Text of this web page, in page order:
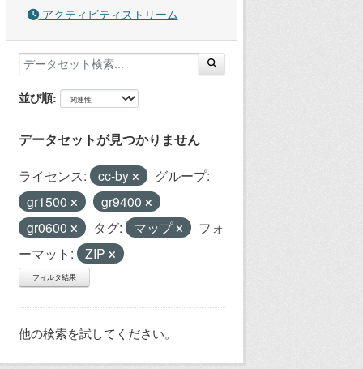
アクティビティストリーム
並び順
データセットが見つかりません
ライセンス: cc-by
グループ:
gr1500
gr9400
gr0600
タグ: マップ
フォ
ーマット:
ZIP
フィルタ結果
他の検索を試してください。